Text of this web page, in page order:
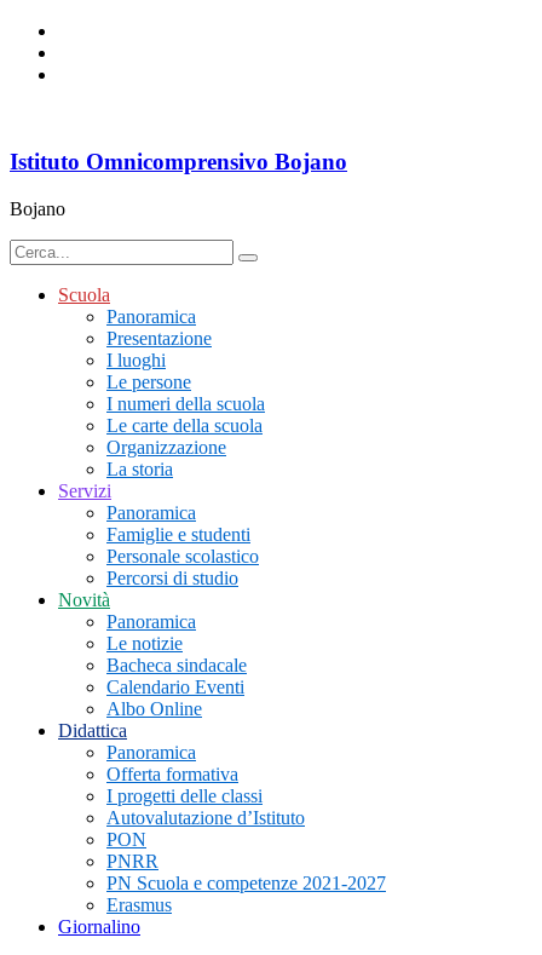
Istituto Omnicomprensivo Bojano
Bojano
Scuola
Panoramica
Presentazione
I luoghi
Le persone
I numeri della scuola
Le carte della scuola
Organizzazione
La storia
Servizi
Panoramica
Famiglie e studenti
Personale scolastico
Percorsi di studio
Novità
Panoramica
Le notizie
Bacheca sindacale
Calendario Eventi
Albo Online
Didattica
Panoramica
Offerta formativa
I progetti delle classi
Autovalutazione d’Istituto
PON
PNRR
PN Scuola e competenze 2021-2027
Erasmus
Giornalino